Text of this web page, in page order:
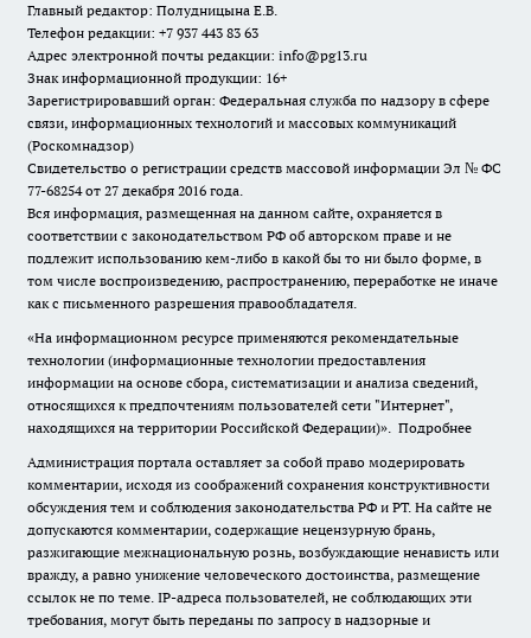
Главный редактор: Полудницына Е.В.
Телефон редакции: +7 937 443 83 63
Адрес электронной почты редакции: info@pg13.ru
Знак информационной продукции: 16+
Зарегистрировавший орган: Федеральная служба по надзору в сфере
связи, информационных технологий и массовых коммуникаций
(Роскомнадзор)
Свидетельство о регистрации средств массовой информации Эл № ФС
77-68254 от 27 декабря 2016 года.
Вся информация, размещенная на данном сайте, охраняется в
соответствии с законодательством РФ об авторском праве и не
подлежит использованию кем-либо в какой бы то ни было форме, в
том числе воспроизведению, распространению, переработке не иначе
как с письменного разрешения правообладателя.
«На информационном ресурсе применяются рекомендательные
технологии (информационные технологии предоставления
информации на основе сбора, систематизации и анализа сведений,
относящихся к предпочтениям пользователей сети "Интернет",
находящихся на территории Российской Федерации)». Подробнее
Администрация портала оставляет за собой право модерировать
комментарии, исходя из соображений сохранения конструктивности
обсуждения тем и соблюдения законодательства РФ и РТ. На сайте не
допускаются комментарии, содержащие нецензурную брань,
разжигающие межнациональную рознь, возбуждающие ненависть или
вражду, а равно унижение человеческого достоинства, размещение
ссылок не по теме. IP-адреса пользователей, не соблюдающих эти
требования, могут быть переданы по запросу в надзорные и